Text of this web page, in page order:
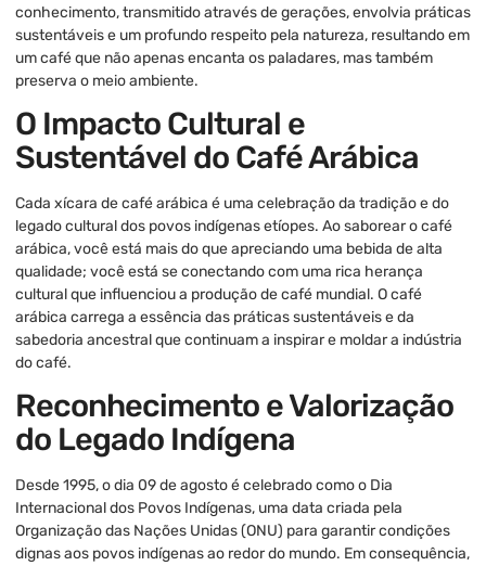
conhecimento, transmitido através de gerações, envolvia práticas
sustentáveis e um profundo respeito pela natureza, resultando em
um café que não apenas encanta os paladares, mas também
preserva o meio ambiente.
O Impacto Cultural e
Sustentável do Café Arábica
Cada xícara de café arábica é uma celebração da tradição e do
legado cultural dos povos indígenas etíopes. Ao saborear o café
arábica, você está mais do que apreciando uma bebida de alta
qualidade; você está se conectando com uma rica herança
cultural que influenciou a produção de café mundial. O café
arábica carrega a essência das práticas sustentáveis e da
sabedoria ancestral que continuam a inspirar e moldar a indústria
do café.
Reconhecimento e Valorização
do Legado Indígena
Desde 1995, o dia 09 de agosto é celebrado como o Dia
Internacional dos Povos Indígenas, uma data criada pela
Organização das Nações Unidas (ONU) para garantir condições
dignas aos povos indígenas ao redor do mundo. Em consequência,